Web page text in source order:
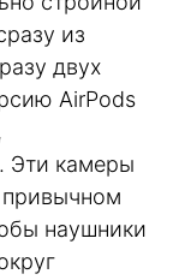
из
двух
AirPods
Эти камеры
привычном
наушники